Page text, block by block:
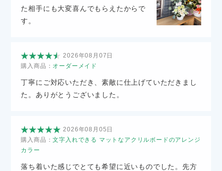
た相手にも大変喜んでもらえたからで
す。
2026年08月07日
購入商品： オーダーメイド
丁寧にご対応いただき、素敵に仕上げていただきまし
た。ありがとうございました。
2026年08月05日
購入商品：文字入れできる マットなアクリルボードのアレンジ
カラー
落ち着いた感じでとても希望に近いものでした。先方